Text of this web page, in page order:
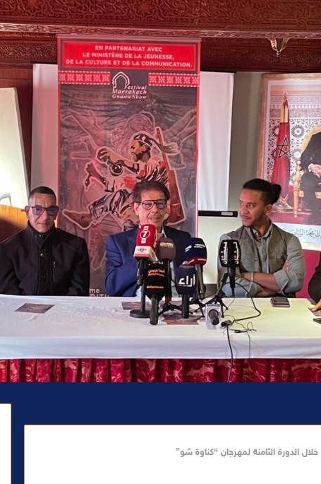
الدورة الثامنة لمهرجان “كناوة شو”